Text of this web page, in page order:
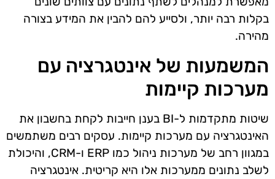
בקלות רבה יותר, ולסייע להם להבין את המידע בצורה
מהירה.
המשמעות של אינטגרציה עם
מערכות קיימות
שיטות מתקדמות ל-BI בענן חייבות לקחת בחשבון את
האינטגרציה עם מערכות קיימות. עסקים רבים משתמשים
במגוון רחב של מערכות ניהול כמו ERP ו-CRM, והיכולת
לשלב נתונים ממערכות אלו היא קריטית. אינטגרציה